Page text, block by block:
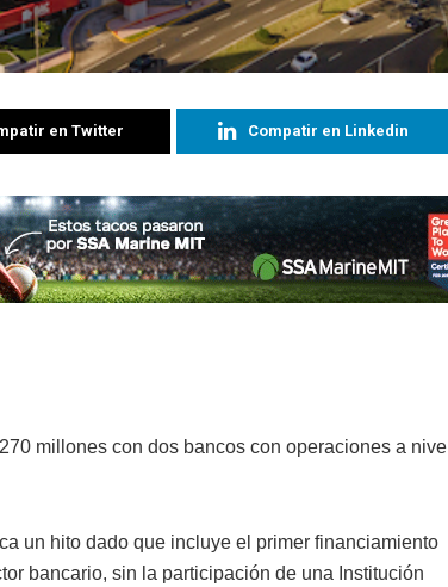
en Twitter Compatir en Linkedin
millones con dos bancos con operaciones a nivel
un hito dado que incluye el primer financiamiento
bancario, sin la participación de una Institución